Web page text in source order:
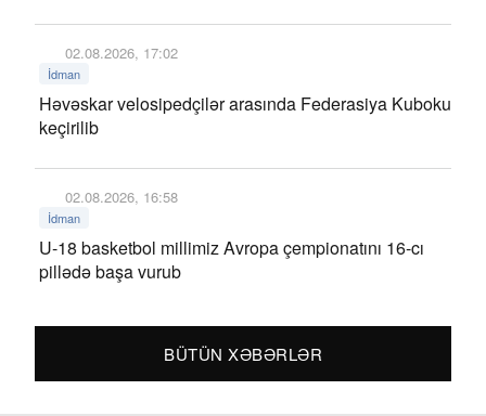
02.08.2026, 17:02
İdman
Həvəskar velosipedçilər arasında Federasiya Kuboku
keçirilib
02.08.2026, 16:58
İdman
U-18 basketbol millimiz Avropa çempionatını 16-cı
pillədə başa vurub
BÜTÜN XƏBƏRLƏR